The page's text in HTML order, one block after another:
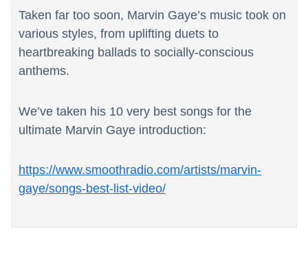
Taken far too soon, Marvin Gaye’s music took on
various styles, from uplifting duets to
heartbreaking ballads to socially-conscious
anthems.
We’ve taken his 10 very best songs for the
ultimate Marvin Gaye introduction:
https://www.smoothradio.com/artists/marvin-
gaye/songs-best-list-video/